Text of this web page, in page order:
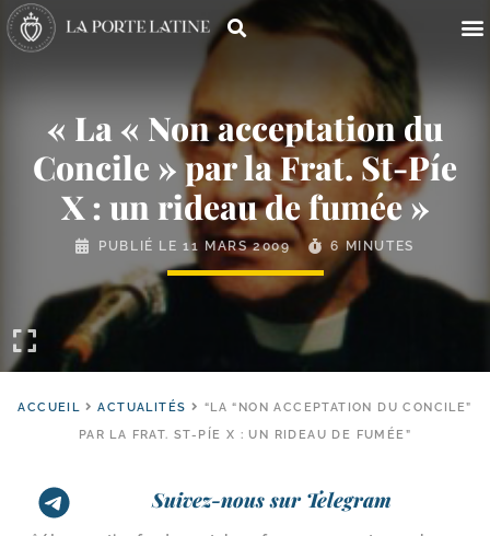
« La « Non acceptation du
Concile » par la Frat. St-​Píe
X : un rideau de fumée »
PUBLIÉ LE11 MARS 2009 6 MINUTES
ACCUEIL ACTUALITÉS
“LA “NON ACCEPTATION DU CONCILE”
PAR LA FRAT. ST-PÍE X : UN RIDEAU DE FUMÉE”
Suivez-nous sur Telegram